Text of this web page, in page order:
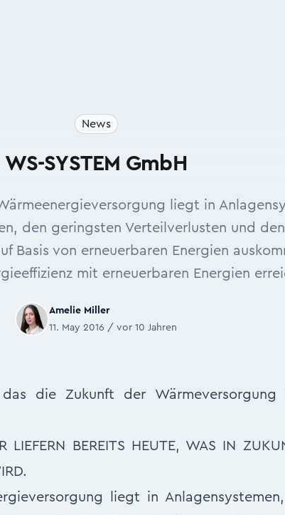
News
WS-SYSTEM GmbH
liegt in
den geringsten Verteilverlusten und
Basis von erneuer­baren Energien
mit erneuerbaren Energien
Amelie Miller
11. May 2016 / vor 10 Jahren
die Zukunft der Wärmeversorgung
LIEFERN BEREITS HEUTE, WAS IN
liegt in